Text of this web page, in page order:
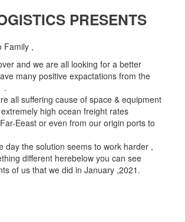
PRESENTS
Family ,
and we are all looking for a better
many positive expactations from the
.
all suffering cause of space & equipment
high ocean freight rates
Eeast or even from our origin ports to
day the solution seems to work harder ,
different herebelow you can see
of us that we did in January ,2021.